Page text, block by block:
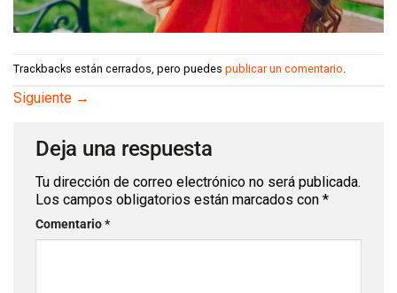
Trackbacks están cerrados, pero puedes publicar un comentario.
Siguiente →
Deja una respuesta
Tu dirección de correo electrónico no será publicada.
Los campos obligatorios están marcados con *
Comentario*